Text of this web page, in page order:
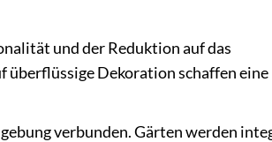
und der Reduktion auf das
überflüssige Dekoration schaffen eine
verbunden. Gärten werden